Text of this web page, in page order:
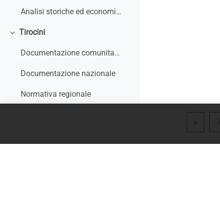
Analisi storiche ed economiche sulle origini dell'apprendistato e le sue trasformazioni
Minimizza
Tirocini
Documentazione comunitaria
Documentazione nazionale
Normativa regionale